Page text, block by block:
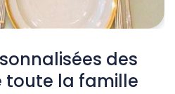
des
toute la famille